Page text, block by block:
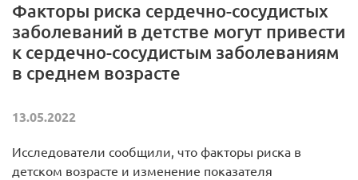
Факторы риска сердечно-сосудистых
заболеваний в детстве могут привести
к сердечно-сосудистым заболеваниям
в среднем возрасте
13.05.2022
Исследователи сообщили, что факторы риска в
детском возрасте и изменение показателя